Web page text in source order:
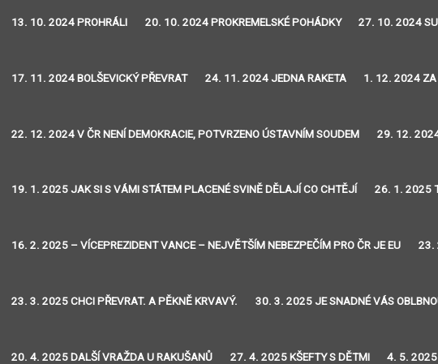
13. 10. 2024 PROHRÁLI 20. 10. 2024 PROKREMELSKÉ POHÁDKY 27. 10. 2024
17. 11. 2024 BOLŠEVICKÝ PŘEVRAT 24. 11. 2024 JEDNA RAKETA 1. 12. 2024 ZA
22. 12. 2024 V ČR NENÍ DEMOKRACIE, POTVRZENO ÚSTAVNÍM SOUDEM 29. 12. 2024
19. 1. 2025 JAK SI S VÁMI STÁTEM PLACENÉ SVINĚ DĚLAJÍ CO CHTĚJÍ 26. 1. 2025
16. 2. 2025 – VÍCEPREZIDENT VANCE – NEJVĚTŠÍM NEBEZPEČÍM PRO ČR JE EU 23.
23. 3. 2025 CHCI PŘEVRAT. A PĚKNĚ KRVAVÝ. 30. 3. 2025 JE SNADNÉ VÁS
20. 4. 2025 DALŠÍ VRAŽDA U RAKUŠANŮ 27. 4. 2025 KŠEFTY S DĚTMI 4. 5. 2025